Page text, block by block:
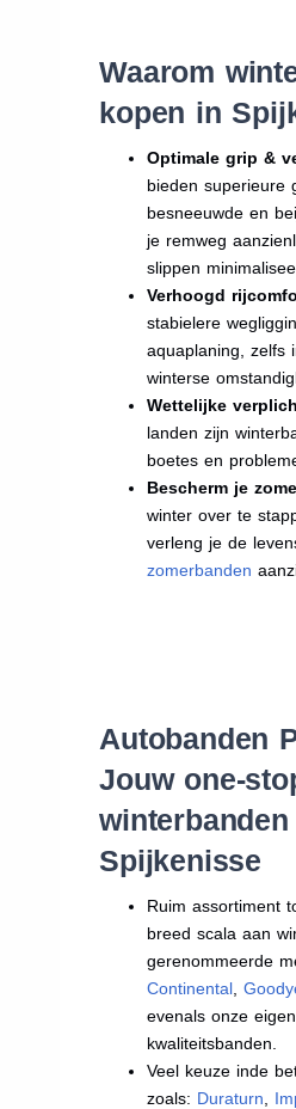
Waarom
kopen in
Optimale grip &
bieden superieure
besneeuwde en
je remweg
slippen
Verhoogd
stabielere
aquaplaning, zelfs
winterse
Wettelijke
landen zijn
boetes en
Bescherm je
winter over te
verleng je de
zomerbanden
Autobanden
Jouw one-
Spijkenisse
Ruim assortiment
breed scala aan
gerenommeerde
Continental ,
evenals onze
kwaliteitsbanden.
Veel keuze inde
zoals: Duraturn